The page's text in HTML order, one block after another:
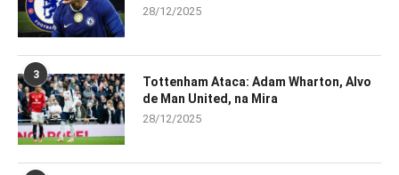
28/12/2025
3
Tottenham Ataca: Adam Wharton, Alvo
de Man United, na Mira
28/12/2025